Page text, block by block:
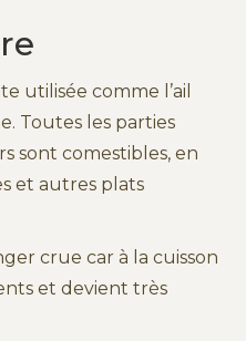
utilisée comme l’ail
Toutes les parties
sont comestibles, en
et autres plats
crue car à la cuisson
et devient très